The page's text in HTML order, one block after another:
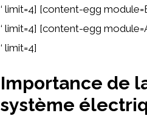
‘ limit=4] [content-egg
‘ limit=4] [content-egg
‘ limit=4]
Importance de
système